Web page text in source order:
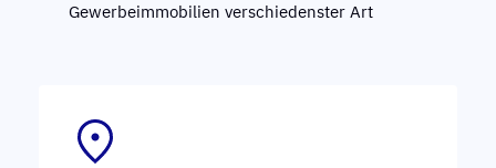
Gewerbeimmobilien verschiedenster Art